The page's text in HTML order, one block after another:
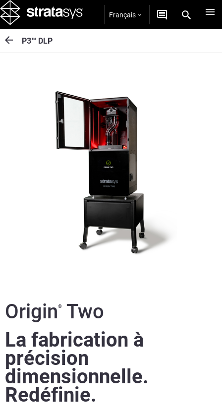
Français
P3™ DLP
Origin®
Two
La fabrication à
précision
dimensionnelle.
Redéfinie.